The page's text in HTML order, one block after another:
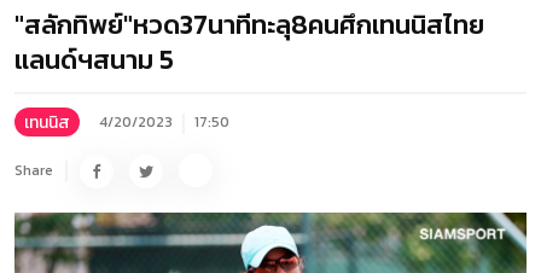
"สลักทิพย์"หวด37นาทีทะลุ8คนศึกเทนนิสไทย
แลนด์ฯสนาม 5
เทนนิส 4/20/2023 17:50
Share